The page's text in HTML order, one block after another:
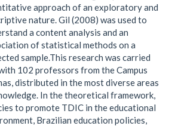
approach of an exploratory and
nature. Gil (2008) was used to
a content analysis and an
of statistical methods on a
sample.This research was carried
102 professors from the Campus
distributed in the most diverse areas
In the theoretical framework,
to promote TDIC in the educational
Brazilian education policies,